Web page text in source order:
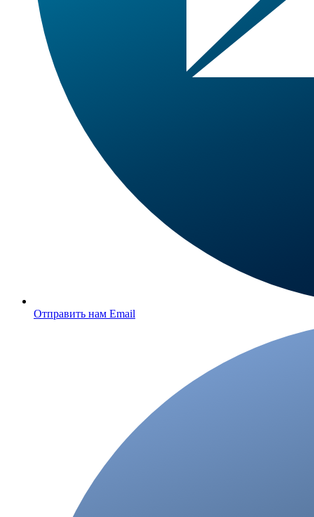
Отправить нам Email